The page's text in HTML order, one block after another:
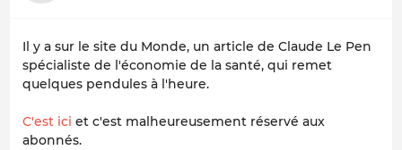
Il y a sur le site du Monde, un article de Claude Le Pen
spécialiste de l'économie de la santé, qui remet
quelques pendules à l'heure.
C'est ici et c'est malheureusement réservé aux
abonnés.